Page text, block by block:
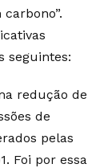
seguintes:
redução de
de
pelas
Foi por essa